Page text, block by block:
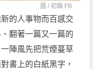
圖 /初韻 FB
的人事物而百感交
翻著一篇又一篇的
陣風先把荒煙蔓草
書上的白紙黑字，